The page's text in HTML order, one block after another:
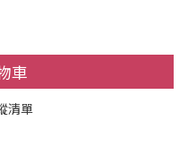
車
清單